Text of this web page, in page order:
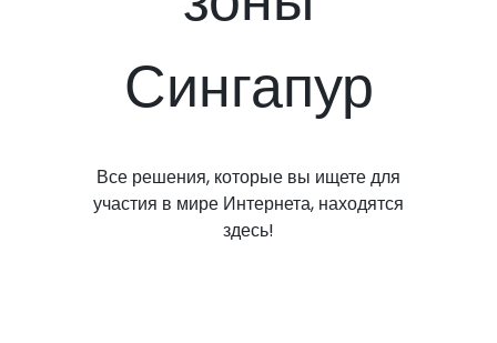
Сингапур
Все решения, которые вы ищете для
участия в мире Интернета, находятся
здесь!